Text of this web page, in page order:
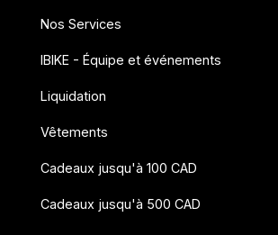
Nos Services
IBIKE - Équipe et événements
Liquidation
Vêtements
Cadeaux jusqu'à 100 CAD
Cadeaux jusqu'à 500 CAD